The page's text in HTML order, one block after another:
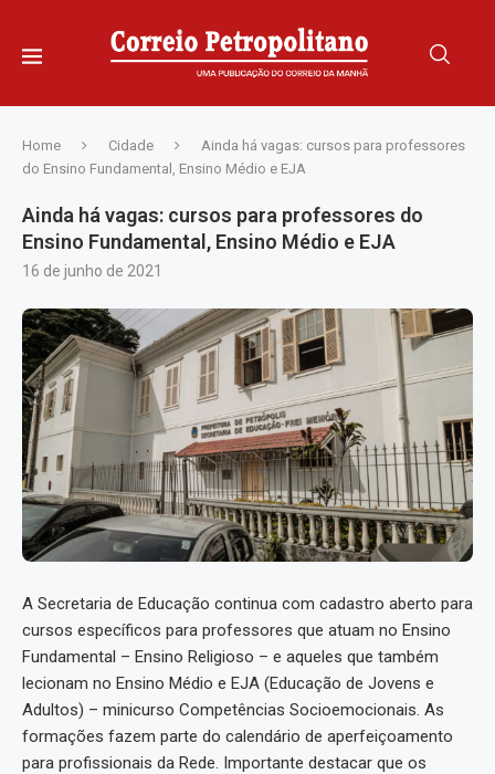
Home Cidade
Ainda há vagas: cursos para professores
do Ensino Fundamental, Ensino Médio e EJA
Ainda há vagas: cursos para professores do
Ensino Fundamental, Ensino Médio e EJA
16 de junho de 2021
A Secretaria de Educação continua com cadastro aberto para
cursos específicos para professores que atuam no Ensino
Fundamental – Ensino Religioso – e aqueles que também
lecionam no Ensino Médio e EJA (Educação de Jovens e
Adultos) – minicurso Competências Socioemocionais. As
formações fazem parte do calendário de aperfeiçoamento
para profissionais da Rede. Importante destacar que os